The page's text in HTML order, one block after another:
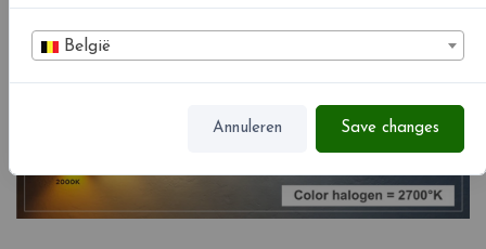
België
Annuleren Save changes